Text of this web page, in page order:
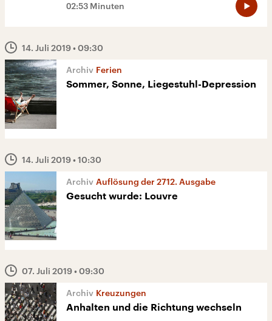
02:53 Minuten
14. Juli 2019• 09:30
Ferien
Sommer, Sonne, Liegestuhl-Depression
14. Juli 2019• 10:30
Auflösung der 2712. Ausgabe
Gesucht wurde: Louvre
07. Juli 2019• 09:30
Kreuzungen
Anhalten und die Richtung wechseln